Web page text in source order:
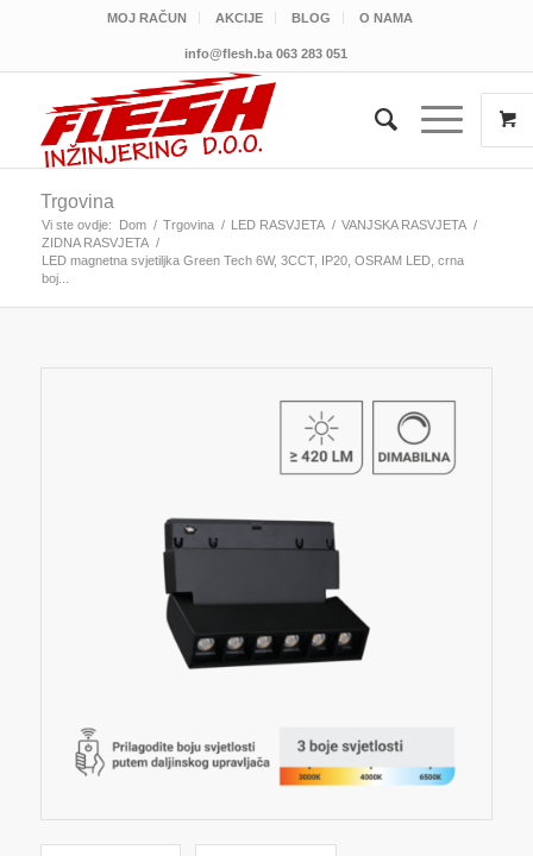
MOJ RAČUN AKCIJE BLOG O NAMA
info@flesh.ba 063 283 051
Trgovina
Vi ste ovdje: Dom / Trgovina / LED RASVJETA / VANJSKA RASVJETA /
ZIDNA RASVJETA /
LED magnetna svjetiljka Green Tech 6W, 3CCT, IP20, OSRAM LED, crna
boj...